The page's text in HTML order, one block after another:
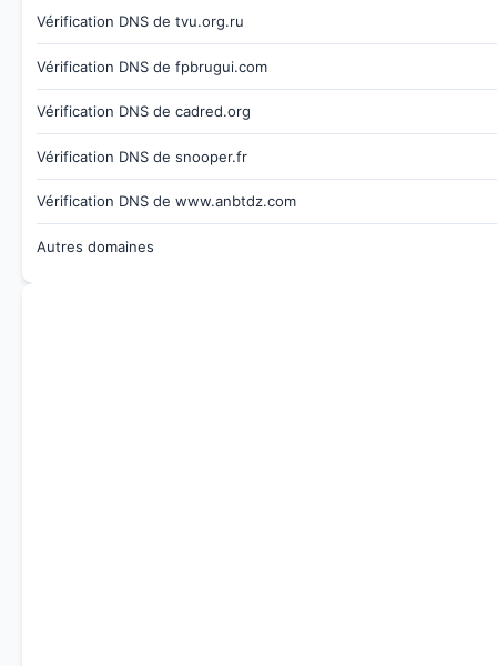
Vérification DNS de tvu.org.ru
Vérification DNS de fpbrugui.com
Vérification DNS de cadred.org
Vérification DNS de snooper.fr
Vérification DNS de www.anbtdz.com
Autres domaines